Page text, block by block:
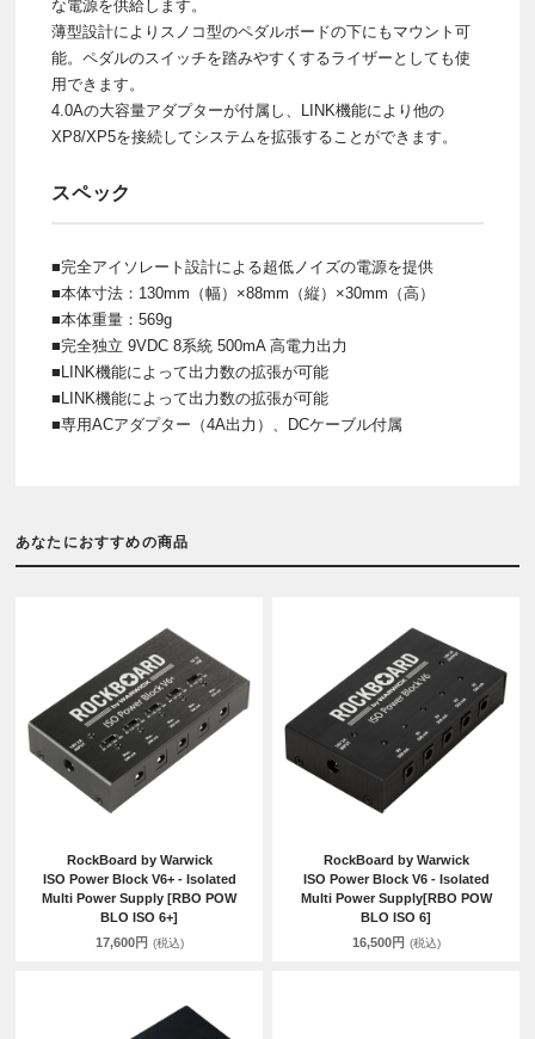
な電源を供給します。
薄型設計によりスノコ型のペダルボードの下にもマウント可
能。ペダルのスイッチを踏みやすくするライザーとしても使
用できます。
4.0Aの大容量アダプターが付属し、LINK機能により他の
XP8/XP5を接続してシステムを拡張することができます。
スペック
■完全アイソレート設計による超低ノイズの電源を提供
■本体寸法：130mm（幅）×88mm（縦）×30mm（高）
■本体重量：569g
■完全独立 9VDC 8系統 500mA 高電力出力
■LINK機能によって出力数の拡張が可能
■LINK機能によって出力数の拡張が可能
■専用ACアダプター（4A出力）、DCケーブル付属
あなたにおすすめの商品
RockBoard by Warwick
ISO Power Block V6+ - Isolated
Multi Power Supply [RBO POW
BLO ISO 6+]
17,600円 (税込)
RockBoard by Warwick
ISO Power Block V6 - Isolated
Multi Power Supply[RBO POW
BLO ISO 6]
16,500円 (税込)